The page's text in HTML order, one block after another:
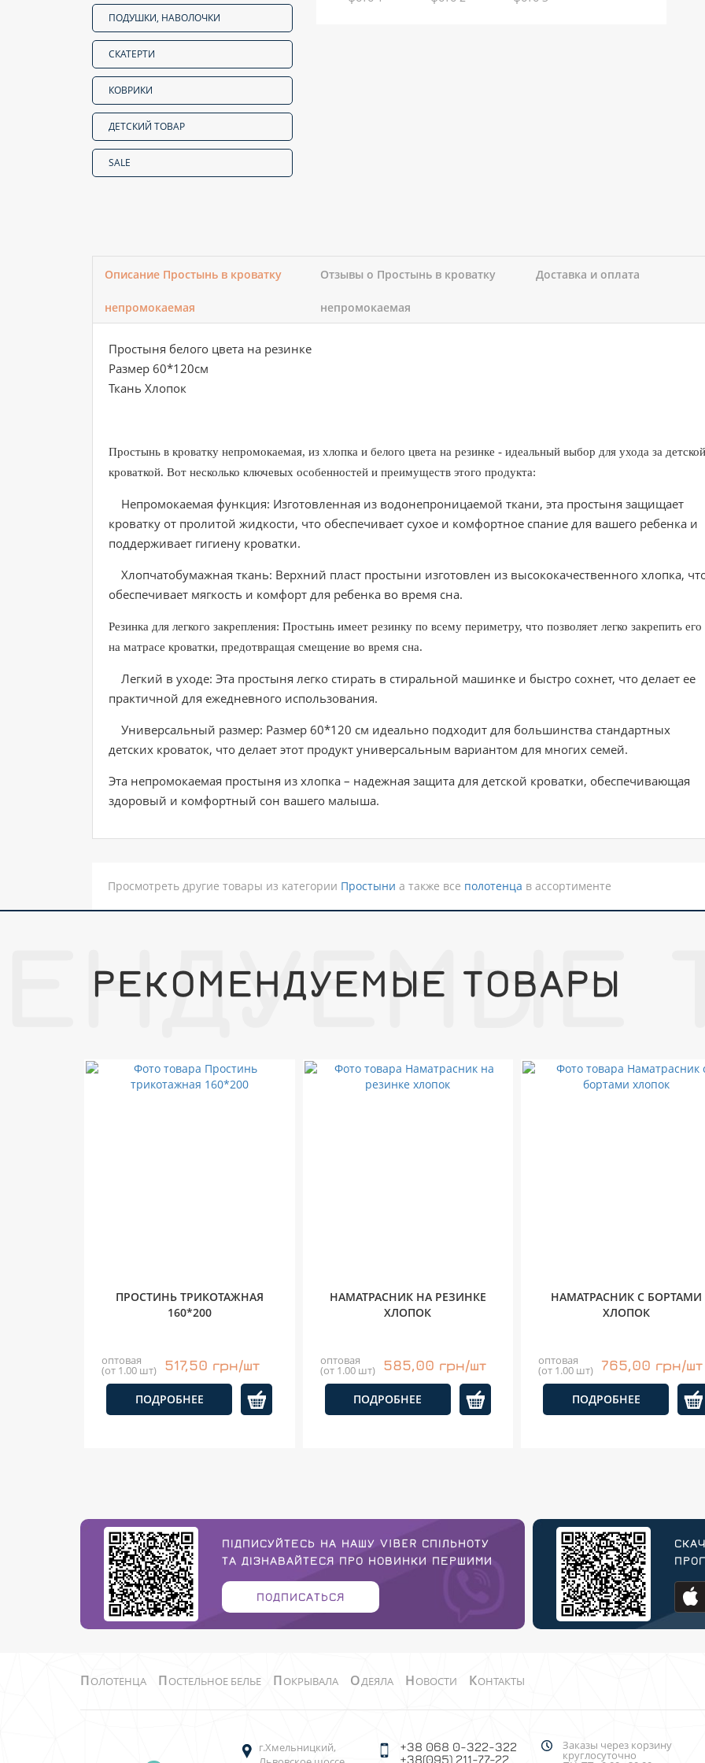
ПОДУШКИ, НАВОЛОЧКИ
СКАТЕРТИ
КОВРИКИ
ДЕТСКИЙ ТОВАР
SALE
Описание Простынь в кроватку
непромокаемая
Отзывы о Простынь в кроватку
непромокаемая
Доставка и оплата
Простыня белого цвета на резинке
Размер 60*120см
Ткань Хлопок
Простынь в кроватку непромокаемая, из хлопка и белого цвета на резинке - идеальный выбор для ухода за детской
кроваткой. Вот несколько ключевых особенностей и преимуществ этого продукта:
Непромокаемая функция: Изготовленная из водонепроницаемой ткани, эта простыня защищает
кроватку от пролитой жидкости, что обеспечивает сухое и комфортное спание для вашего ребенка и
поддерживает гигиену кроватки.
Хлопчатобумажная ткань: Верхний пласт простыни изготовлен из высококачественного хлопка,
обеспечивает мягкость и комфорт для ребенка во время сна.
Резинка для легкого закрепления: Простынь имеет резинку по всему периметру, что позволяет легко закрепить его
на матрасе кроватки, предотвращая смещение во время сна.
Легкий в уходе: Эта простыня легко стирать в стиральной машинке и быстро сохнет, что делает ее
практичной для ежедневного использования.
Универсальный размер: Размер 60*120 см идеально подходит для большинства стандартных
детских кроваток, что делает этот продукт универсальным вариантом для многих семей.
Эта непромокаемая простыня из хлопка – надежная защита для детской кроватки, обеспечивающая
здоровый и комфортный сон вашего малыша.
Просмотреть другие товары из категории Простыни а также все полотенца в ассортименте
РЕКОМЕНДУЕМЫЕ ТОВАРЫ
ПРОСТИНЬ ТРИКОТАЖНАЯ
160*200
оптовая
(от 1.00 шт) 517,50 грн/шт
ПОДРОБНЕЕ
НАМАТРАСНИК НА РЕЗИНКЕ
ХЛОПОК
оптовая
(от 1.00 шт) 585,00 грн/шт
ПОДРОБНЕЕ
НАМАТРАСНИК С БОРТАМИ
ХЛОПОК
оптовая
(от 1.00 шт) 765,00 грн/шт
ПОДРОБНЕЕ
ПІДПИСУЙТЕСЬ НА НАШУ VIBER СПІЛЬНОТУ
ТА ДІЗНАВАЙТЕСЯ ПРО НОВИНКИ ПЕРШИМИ
ПОДПИСАТЬСЯ
ПОЛОТЕНЦА ПОСТЕЛЬНОЕ БЕЛЬЕ ПОКРЫВАЛА ОДЕЯЛА НОВОСТИ КОНТАКТЫ
г.Хмельницкий,
+38 068 0-322-322
+38(095) 211-77-22
Заказы через корзину
круглосуточно